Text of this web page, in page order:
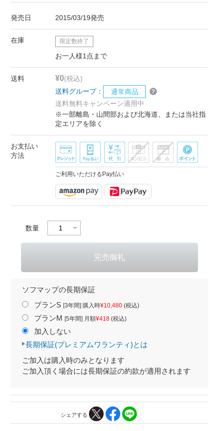
発売日 2015/03/19発売
在庫 限定数終了
お一人様1点まで
送料 ¥0(税込)
送料グループ：
通常商品
送料無料キャンペーン適用中
※一部離島・山間部および北海道、または当社指
定エリアを除く
お支払い
方法
ご利用いただけるPay払い
数量
ソフマップの長期保証
プランS [3年間] 購入時¥10,480(税込)
プランM [5年間] 月額¥418(税込)
加入しない
長期保証(プレミアムワランティ)とは
ご加入は購入時のみとなります
ご加入頂く場合には長期保証の約款が適用されます
シェアする